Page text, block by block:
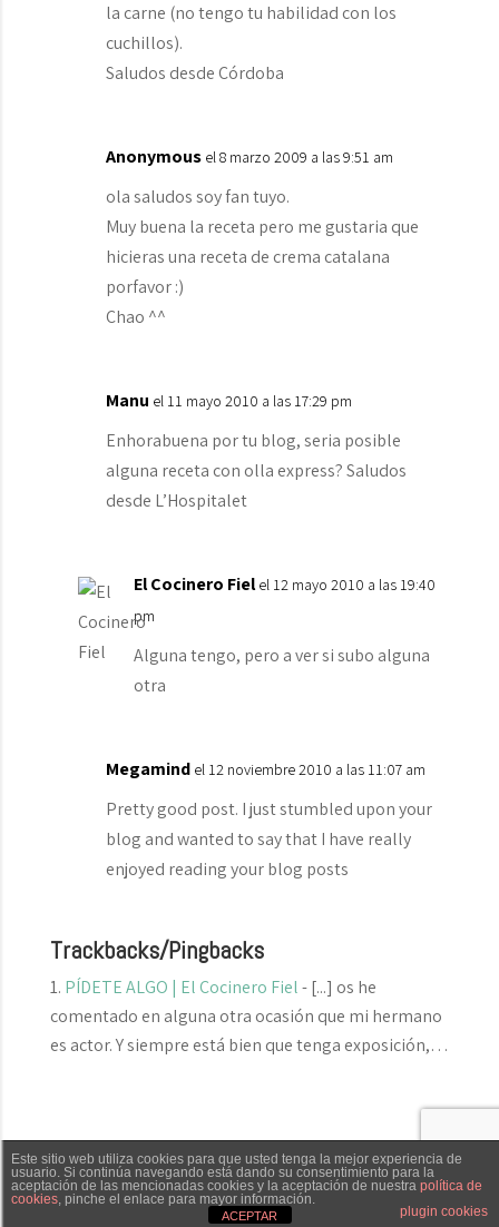
la carne (no tengo tu habilidad con los
cuchillos).
Saludos desde Córdoba
Anonymous el 8 marzo 2009 a las 9:51 am
ola saludos soy fan tuyo.
Muy buena la receta pero me gustaria que
hicieras una receta de crema catalana
porfavor :)
Chao ^^
Manu el 11 mayo 2010 a las 17:29 pm
Enhorabuena por tu blog, seria posible
alguna receta con olla express? Saludos
desde L’Hospitalet
El Cocinero Fiel el 12 mayo 2010 a las 19:40
pm
Alguna tengo, pero a ver si subo alguna
otra
Megamind el 12 noviembre 2010 a las 11:07 am
Pretty good post. I just stumbled upon your
blog and wanted to say that I have really
enjoyed reading your blog posts
Trackbacks/Pingbacks
PÍDETE ALGO | El Cocinero Fiel- [...] os he
comentado en alguna otra ocasión que mi hermano
es actor. Y siempre está bien que tenga exposición,…
El Cocinero Fiel © 2019 -Aviso legal|Política de
cookies|Política de privacidad
Txaber Allué Redes sociales Contacto
Este sitio web utiliza cookies para que usted tenga la mejor experiencia de
usuario. Si continúa navegando está dando su consentimiento para la
aceptación de las mencionadas cookies y la aceptación de nuestra política de
cookies, pinche el enlace para mayor información.
plugin cookies
ACEPTAR